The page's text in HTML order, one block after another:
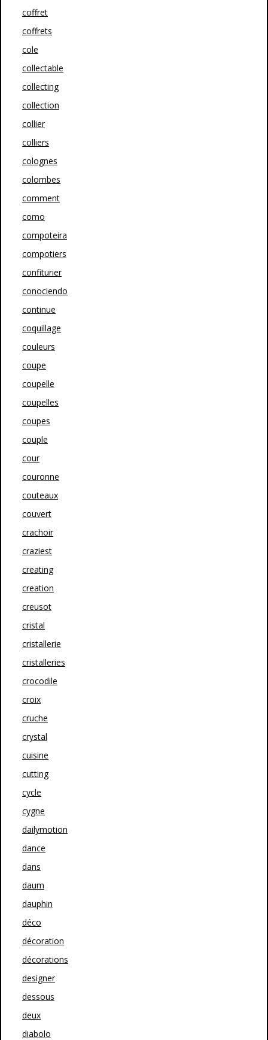
coffret
coffrets
cole
collectable
collecting
collection
collier
colliers
colognes
colombes
comment
como
compoteira
compotiers
confiturier
conociendo
continue
coquillage
couleurs
coupe
coupelle
coupelles
coupes
couple
cour
couronne
couteaux
couvert
crachoir
craziest
creating
creation
creusot
cristal
cristallerie
cristalleries
crocodile
croix
cruche
crystal
cuisine
cutting
cycle
cygne
dailymotion
dance
dans
daum
dauphin
déco
décoration
décorations
designer
dessous
deux
diabolo